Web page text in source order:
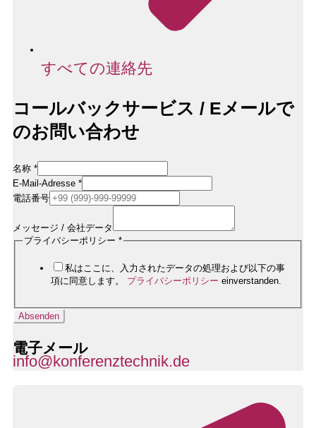
すべての連絡先
コールバックサービス / Eメールで
のお問い合わせ
名称 *
Rufnummer
/
Name
E-Mail-Adresse *
電話番号
メッセージ / 会社データ
プライバシーポリシー *
私はここに、入力されたデータの処理および以下の事
項に同意します。 プライバシーポリシー einverstanden.
Absenden
電子メール
info@konferenztechnik.de